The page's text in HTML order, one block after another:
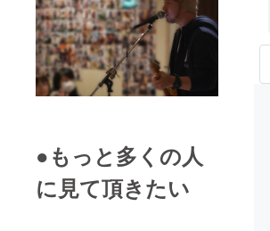
●もっと多くの人
に見て頂きたい